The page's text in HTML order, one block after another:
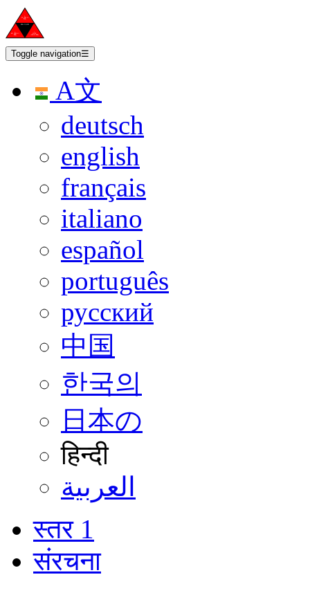
Toggle navigation☰
A文
deutsch
english
français
italiano
español
português
русский
中国
한국의
日本の
हिन्दी
العربية
स्तर 1
संरचना